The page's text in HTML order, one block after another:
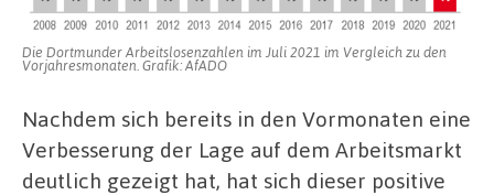
Die Dortmunder Arbeitslosenzahlen im Juli 2021 im Vergleich zu den
Vorjahresmonaten. Grafik: AfADO
Nachdem sich bereits in den Vormonaten eine
Verbesserung der Lage auf dem Arbeitsmarkt
deutlich gezeigt hat, hat sich dieser positive